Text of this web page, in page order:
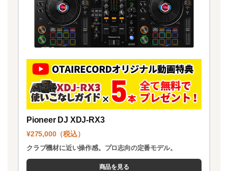
Pioneer DJ XDJ-RX3
¥275,000（税込）
クラブ機材に近い操作感。プロ志向の定番モデル。
商品を見る